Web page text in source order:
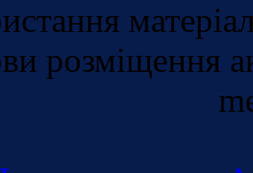
розміщення